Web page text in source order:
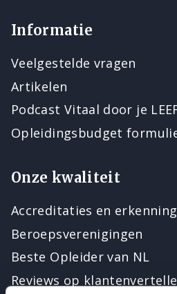
Informatie
Veelgestelde vragen
Artikelen
Podcast Vitaal door je
Opleidingsbudget
Onze kwaliteit
Accreditaties en
Beroepsverenigingen
Beste Opleider van NL
Reviews op